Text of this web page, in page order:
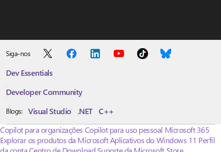
Siga-nos
Dev Essentials
Developer Community
Blogs: Visual Studio .NET C++
Copilot para organizações Copilot para uso pessoal Microsoft 365
Explorar os produtos da MicrosoftAplicativos do Windows 11 Perfil